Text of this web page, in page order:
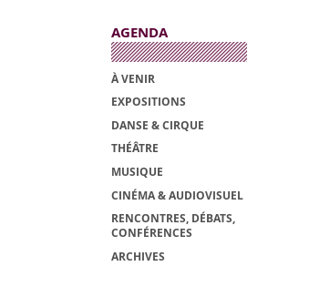
AGENDA
À VENIR
EXPOSITIONS
DANSE & CIRQUE
THÉÂTRE
MUSIQUE
CINÉMA & AUDIOVISUEL
RENCONTRES, DÉBATS,
CONFÉRENCES
ARCHIVES